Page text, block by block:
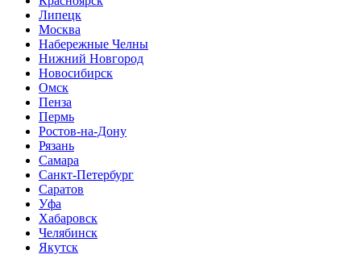
Липецк
Москва
Набережные Челны
Нижний Новгород
Новосибирск
Омск
Пенза
Пермь
Ростов-на-Дону
Рязань
Самара
Санкт-Петербург
Саратов
Уфа
Хабаровск
Челябинск
Якутск